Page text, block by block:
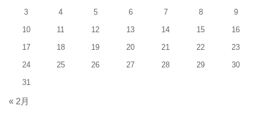
3
4 5 6 7 8
9
10
11 12 13 14 15
16
17
18 19 20 21 22
23
24
25 26 27 28 29
30
31
« 2月